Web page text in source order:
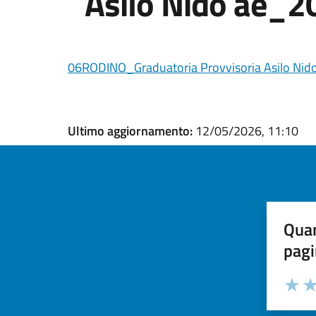
06RODINO_Graduatoria Provvisoria Asilo
Ultimo aggiornamento: 12/05/2026, 11:10
Valuta